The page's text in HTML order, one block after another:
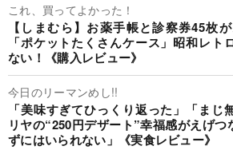
これ、買ってよかった！
【しまむら】お薬手帳と診察券45枚
「ポケットたくさんケース」昭和レト
ない！《購入レビュー》
今日のリーマンめし!!
「美味すぎてひっくり返った」「まじ
リヤの“250円デザート”幸福感がえげ
ずにはいられない」《実食レビュー》